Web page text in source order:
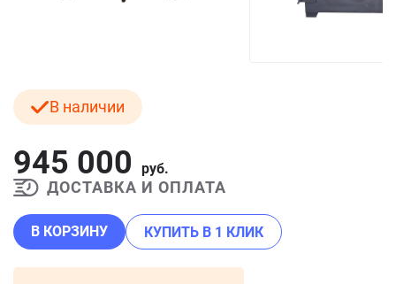
В наличии
945 000 руб.
ДОСТАВКА И ОПЛАТА
В КОРЗИНУ КУПИТЬ В 1 КЛИК